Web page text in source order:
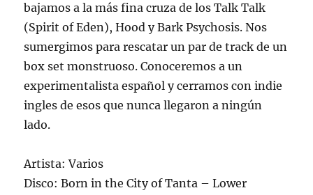
bajamos a la más fina cruza de los Talk Talk
(Spirit of Eden), Hood y Bark Psychosis. Nos
sumergimos para rescatar un par de track de un
box set monstruoso. Conoceremos a un
experimentalista español y cerramos con indie
ingles de esos que nunca llegaron a ningún
lado.
Artista: Varios
Disco: Born in the City of Tanta – Lower